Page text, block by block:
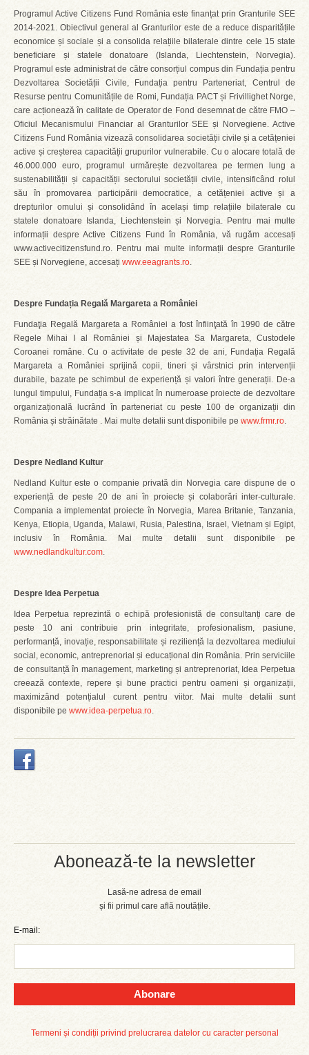
Abonează-te la newsletter
Lasă-ne adresa de email
și fii primul care află noutățile.
E-mail:
Abonare
Termeni și condiții privind prelucrarea datelor cu caracter personal
Programul Active Citizens Fund România este finanțat prin Granturile SEE
2014-2021. Obiectivul general al Granturilor este de a reduce disparitățile
economice și sociale și a consolida relațiile bilaterale dintre cele 15 state
beneficiare și statele donatoare (Islanda, Liechtenstein, Norvegia).
Programul este administrat de către consorțiul compus din Fundația pentru
Dezvoltarea Societății Civile, Fundația pentru Parteneriat, Centrul de
Resurse pentru Comunitățile de Romi, Fundația PACT și Frivillighet Norge,
care acționează în calitate de Operator de Fond desemnat de către FMO –
Oficiul Mecanismului Financiar al Granturilor SEE și Norvegiene. Active
Citizens Fund România vizează consolidarea societății civile și a cetățeniei
active și creșterea capacității grupurilor vulnerabile. Cu o alocare totală de
46.000.000 euro, programul urmărește dezvoltarea pe termen lung a
sustenabilității și capacității sectorului societății civile, intensificând rolul
său în promovarea participării democratice, a cetățeniei active și a
drepturilor omului și consolidând în același timp relațiile bilaterale cu
statele donatoare Islanda, Liechtenstein și Norvegia. Pentru mai multe
informații despre Active Citizens Fund în România, vă rugăm accesați
www.activecitizensfund.ro. Pentru mai multe informații despre Granturile
SEE și Norvegiene, accesați www.eeagrants.ro.
Despre Fundația Regală Margareta a României
Fundaţia Regală Margareta a României a fost înfiinţată în 1990 de către
Regele Mihai I al României și Majestatea Sa Margareta, Custodele
Coroanei române. Cu o activitate de peste 32 de ani, Fundația Regală
Margareta a României sprijină copii, tineri și vârstnici prin intervenții
durabile, bazate pe schimbul de experiență și valori între generații. De-a
lungul timpului, Fundația s-a implicat în numeroase proiecte de dezvoltare
organizațională lucrând în parteneriat cu peste 100 de organizații din
România și străinătate . Mai multe detalii sunt disponibile pe www.frmr.ro.
Despre Nedland Kultur
Nedland Kultur este o companie privată din Norvegia care dispune de o
experiență de peste 20 de ani în proiecte și colaborări inter-culturale.
Compania a implementat proiecte în Norvegia, Marea Britanie, Tanzania,
Kenya, Etiopia, Uganda, Malawi, Rusia, Palestina, Israel, Vietnam și Egipt,
inclusiv în România. Mai multe detalii sunt disponibile pe
www.nedlandkultur.com.
Despre Idea Perpetua
Idea Perpetua reprezintă o echipă profesionistă de consultanți care de
peste 10 ani contribuie prin integritate, profesionalism, pasiune,
performanță, inovație, responsabilitate și reziliență la dezvoltarea mediului
social, economic, antreprenorial și educațional din România. Prin serviciile
de consultanță în management, marketing și antreprenoriat, Idea Perpetua
creează contexte, repere și bune practici pentru oameni și organizații,
maximizând potențialul curent pentru viitor. Mai multe detalii sunt
disponibile pe www.idea-perpetua.ro.